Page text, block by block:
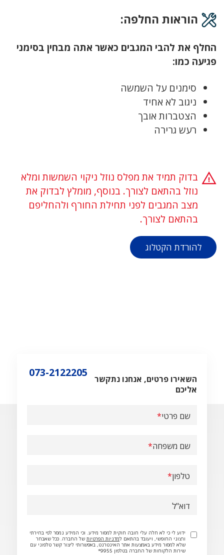
הוראות החלפה:
החלף את להבי המגבים כאשר אתה מבחין בסימני
פגיעה כמו:
סימנים על השמשה
ניגוב לא אחיד
הצטברות אובך
רעש גרירה
בדוק תמיד את מפלס נוזל ניקוי השמשות ומלא
נוזל בהתאם לצורך. בנוסף, מומלץ לבדוק את
מצב המגבים לפני תחילת החורף ולהחליפם
בהתאם לצורך.
להורדת הקטלוג
073-2122205
השאירו פרטים, אנחנו נתקשר
אליכם
שם פרטי
שם משפחה
טלפון
דוא"ל
ידוע לי כי לא חלה עלי חובה חוקית למסור מידע. וכי המידע נמסר לפי בחירתי
ורצוני החופשי, ויעובד בהתאם למדניות הפרטיות של החברה. ככל שאבחר
שלא למסור מידע באמצעות אתר האינטרנט, באפשרותי ליצור קשר טלפוני עם
שירות הלקוחות של החברה בטלפון 9955*